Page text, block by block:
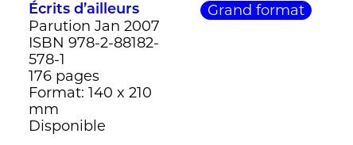
Écrits d’ailleurs
Parution Jan 2007
ISBN 978-2-88182-
578-1
176 pages
Format: 140 x 210
mm
Disponible
Grand format